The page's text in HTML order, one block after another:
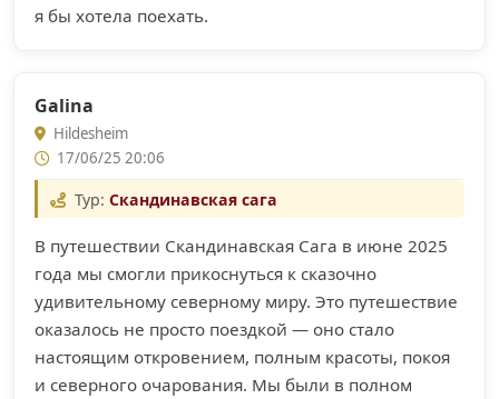
я бы хотела поехать.
Galina
Hildesheim
17/06/25 20:06
Тур: Скандинавская сага
В путешествии Cкандинавская Сага в июне 2025
года мы смогли прикоснуться к сказочно
удивительному северному миру. Это путешествие
оказалось не просто поездкой — оно стало
настоящим откровением, полным красоты, покоя
и северного очарования. Мы были в полном